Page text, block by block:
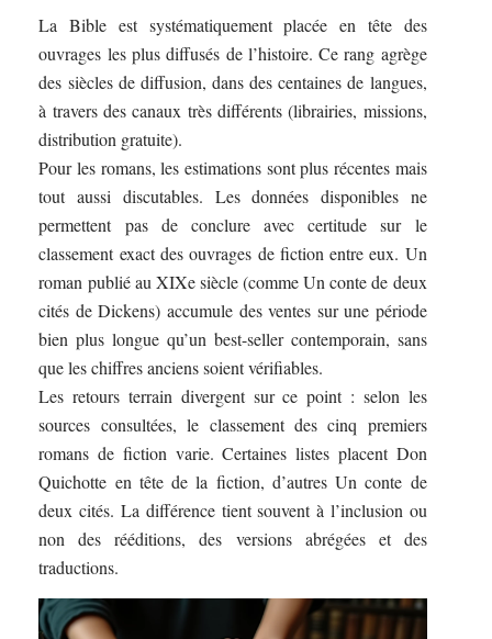
La Bible est systématiquement placée en tête des
ouvrages les plus diffusés de l’histoire. Ce rang agrège
des siècles de diffusion, dans des centaines de langues,
à travers des canaux très différents (librairies, missions,
distribution gratuite).
Pour les romans, les estimations sont plus récentes mais
tout aussi discutables. Les données disponibles ne
permettent pas de conclure avec certitude sur le
classement exact des ouvrages de fiction entre eux. Un
roman publié au XIXe siècle (comme Un conte de deux
cités de Dickens) accumule des ventes sur une période
bien plus longue qu’un best-seller contemporain, sans
que les chiffres anciens soient vérifiables.
Les retours terrain divergent sur ce point : selon les
sources consultées, le classement des cinq premiers
romans de fiction varie. Certaines listes placent Don
Quichotte en tête de la fiction, d’autres Un conte de
deux cités. La différence tient souvent à l’inclusion ou
non des rééditions, des versions abrégées et des
traductions.